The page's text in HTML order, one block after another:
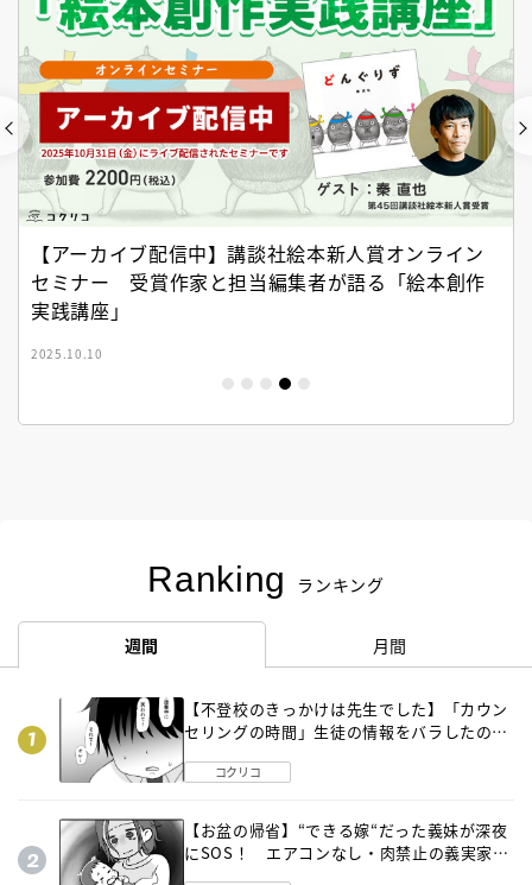
『NO.６再会』（あさのあつこ）特設サイト ＃４
2026年９月30日発売決定！
2025.02.17
Ranking ランキング
週間 月間
【不登校のきっかけは先生でした】「カウン
セリングの時間」生徒の情報をバラしたの
コクリコ
【お盆の帰省】“できる嫁“だった義妹が深夜
にSOS！ エアコンなし・肉禁止の義実家ル